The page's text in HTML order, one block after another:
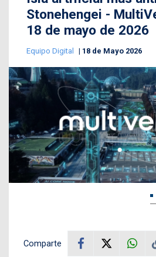
Stonehengei -
18 de mayo de 2026
Equipo Digital 18 de Mayo 2026
Comparte